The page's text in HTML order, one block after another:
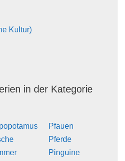
Kultur)
in der Kategorie
Pfauen
Pferde
Pinguine